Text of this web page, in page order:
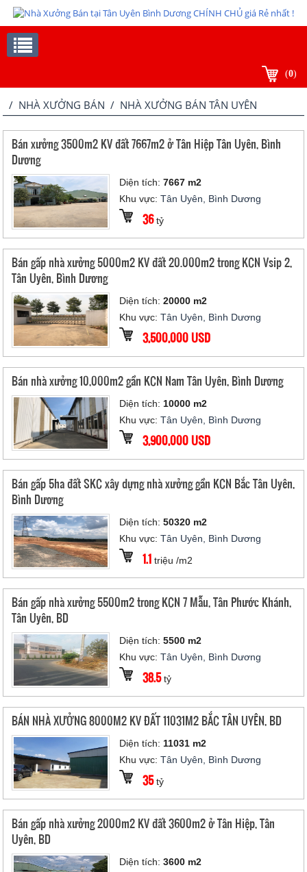
(0)
/ NHÀ XƯỞNG BÁN / NHÀ XƯỞNG BÁN TÂN UYÊN
Bán xưởng 3500m2 KV đất 7667m2 ở Tân Hiệp Tân Uyên, Bình
Dương
Diện tích:7667 m2
Khu vực:Tân Uyên, Bình Dương
36tỷ
Bán gấp nhà xưởng 5000m2 KV đất 20.000m2 trong KCN Vsip 2,
Tân Uyên, Bình Dương
Diện tích:20000 m2
Khu vực:Tân Uyên, Bình Dương
3,500,000 USD
Bán nhà xưởng 10,000m2 gần KCN Nam Tân Uyên, Bình Dương
Diện tích: 10000 m2
Khu vực:Tân Uyên, Bình Dương
3,900,000 USD
Bán gấp 5ha đất SKC xây dựng nhà xưởng gần KCN Bắc Tân Uyên,
Bình Dương
Diện tích:50320 m2
Khu vực:Tân Uyên, Bình Dương
1.1 triệu /m2
Bán gấp nhà xưởng 5500m2 trong KCN 7 Mẫu, Tân Phước Khánh,
Tân Uyên, BD
Diện tích:5500 m2
Khu vực:Tân Uyên, Bình Dương
38.5tỷ
BÁN NHÀ XƯỞNG 8000M2 KV ĐẤT 11031M2 BẮC TÂN UYÊN, BD
Diện tích: 11031 m2
Khu vực:Tân Uyên, Bình Dương
35tỷ
Bán gấp nhà xưởng 2000m2 KV đất 3600m2 ở Tân Hiệp, Tân
Uyên, BD
Diện tích:3600 m2